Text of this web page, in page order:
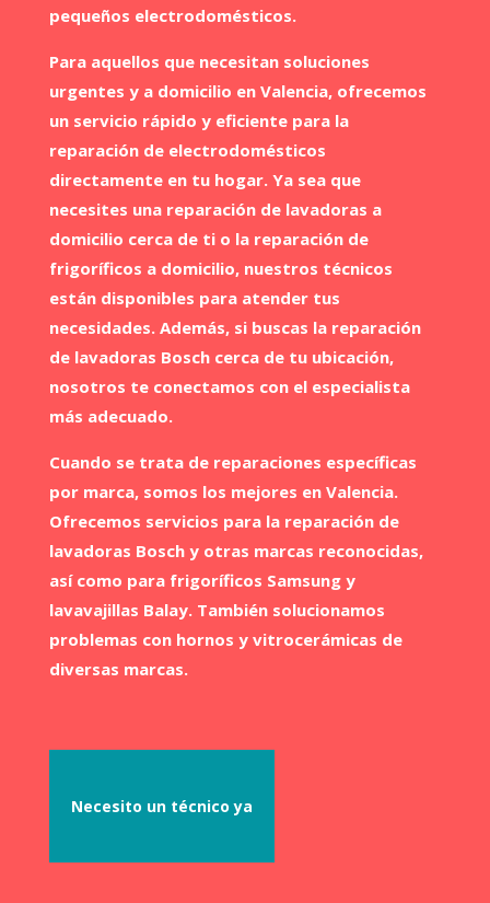
pequeños electrodomésticos.
Para aquellos que necesitan soluciones
urgentes y a domicilio en Valencia, ofrecemos
un servicio rápido y eficiente para la
reparación de electrodomésticos
directamente en tu hogar. Ya sea que
necesites una reparación de lavadoras a
domicilio cerca de ti o la reparación de
frigoríficos a domicilio, nuestros técnicos
están disponibles para atender tus
necesidades. Además, si buscas la reparación
de lavadoras Bosch cerca de tu ubicación,
nosotros te conectamos con el especialista
más adecuado.
Cuando se trata de reparaciones específicas
por marca, somos los mejores en Valencia.
Ofrecemos servicios para la reparación de
lavadoras Bosch y otras marcas reconocidas,
así como para frigoríficos Samsung y
lavavajillas Balay. También solucionamos
problemas con hornos y vitrocerámicas de
diversas marcas.
Necesito un técnico ya